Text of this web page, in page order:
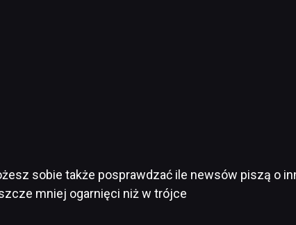
sobie także posprawdzać ile newsów piszą o
mniej ogarnięci niż w trójce